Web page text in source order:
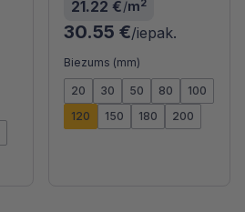
21.22 €/m2
30.55 €/iepak.
Biezums (mm)
20 30 50 80
100
120
150 180 200